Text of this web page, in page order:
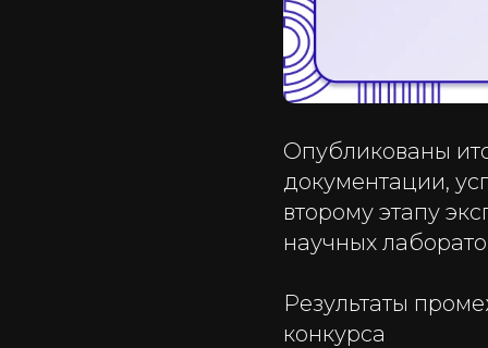
Опубликованы
документации,
второму этапу
научных
Результаты
конкурса